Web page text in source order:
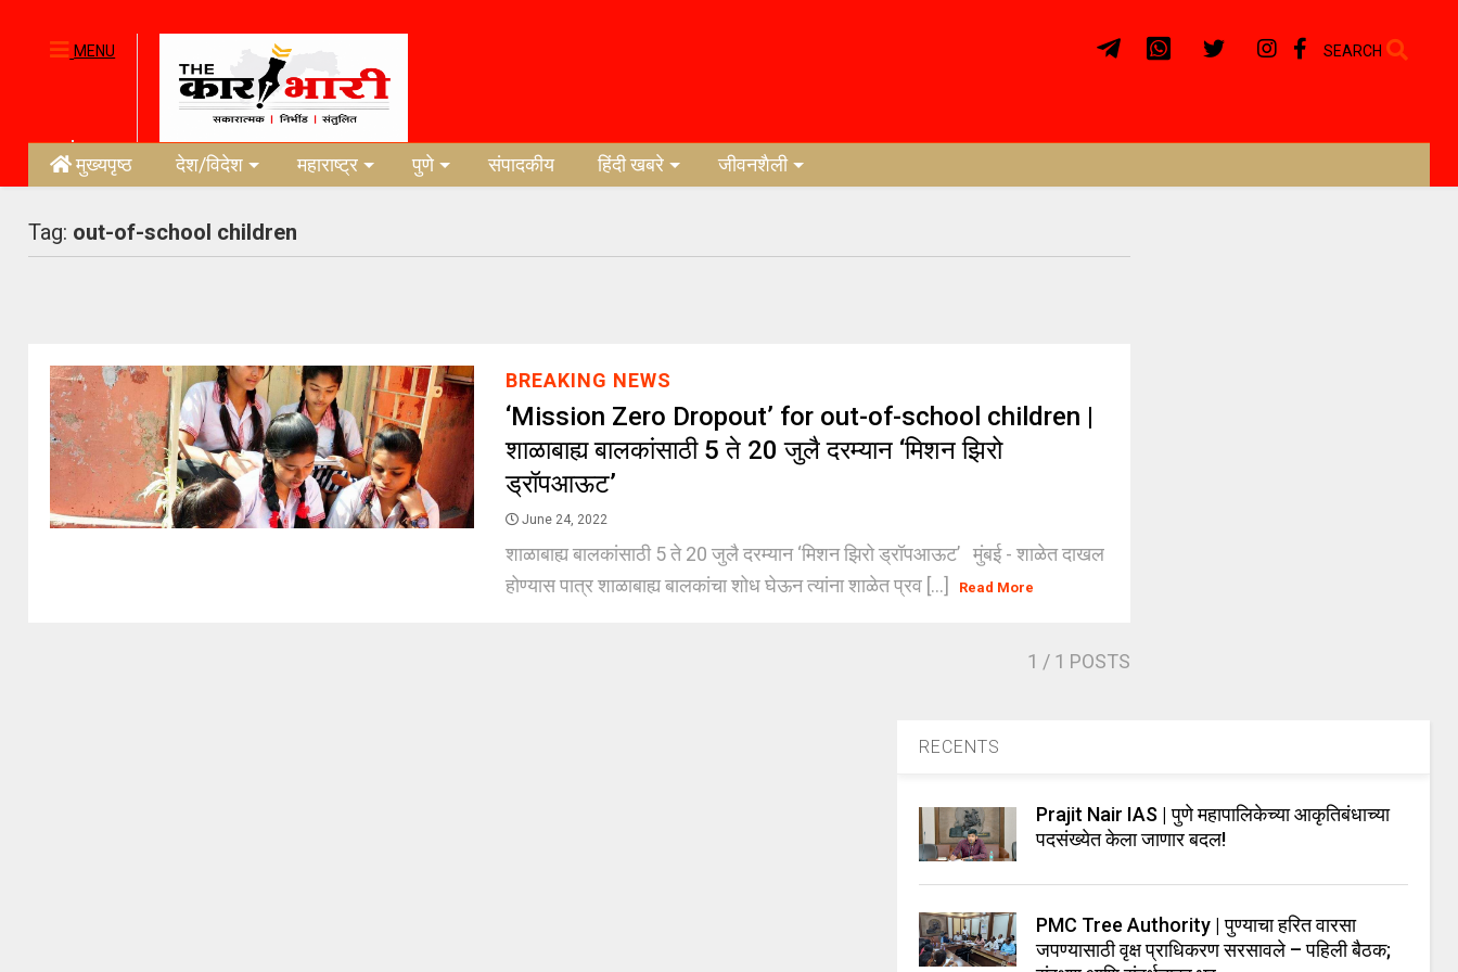
MENU SEARCH
मुख्यपृष्ठ देश/विदेश महाराष्ट्र पुणे संपादकीय हिंदी खबरे जीवनशैली
Tag: out-of-school children
BREAKING NEWS
‘Mission Zero Dropout’ for out-of-school children |
शाळाबाह्य बालकांसाठी 5 ते 20 जुलै दरम्यान ‘मिशन झिरो
ड्रॉपआऊट’
June 24, 2022
शाळाबाह्य बालकांसाठी 5 ते 20 जुलै दरम्यान ‘मिशन झिरो ड्रॉपआऊट’ मुंबई - शाळेत दाखल
होण्यास पात्र शाळाबाह्य बालकांचा शोध घेऊन त्यांना शाळेत प्रव [...]
Read More
1 / 1 POSTS
RECENTS
Prajit Nair IAS | पुणे महापालिकेच्या आकृतिबंधाच्या
पदसंख्येत केला जाणार बदल!
PMC Tree Authority | पुण्याचा हरित वारसा
जपण्यासाठी वृक्ष प्राधिकरण सरसावले – पहिली बैठक;